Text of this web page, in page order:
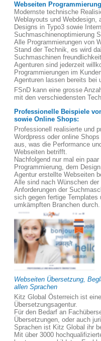
Webseiten
Modernste technische
Weblayouts und Webdesign,
Designs in Typo3 sowie
Suchmaschinenoptimierung
Alle Programmierungen von
Stand der Technik, es wird
Suchmaschinen
Agenturen sind jederzeit
Programmierungen im
Agenturen lassen bereits bei
FSnD kann eine grosse
mit den verschiedensten
Professionelle Beispiele
sowie Online Shops:
Professionell realisierte und
Wordpress oder online
aus, was die Performance
Webseiten betrifft.
Nachfolgend nur mal ein
Programmierung, dem
Agentur erstellte Webseiten
Alle sind nach Wünschen
Anforderungen der
sich gegen fertige Templates
umkämpften Branchen durch.
Webseiten Übersetzung,
allen Sprachen
Kitz Global Österreich ist
Übersetzungsagentur.
Für den Bedarf an
Übersetzungen, oder auch
Sprachen ist Kitz Global ihr
Mit über 3000